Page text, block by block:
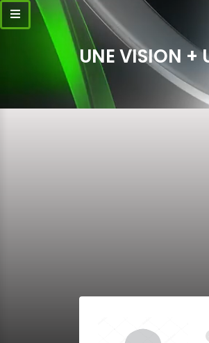
UNE VISION +